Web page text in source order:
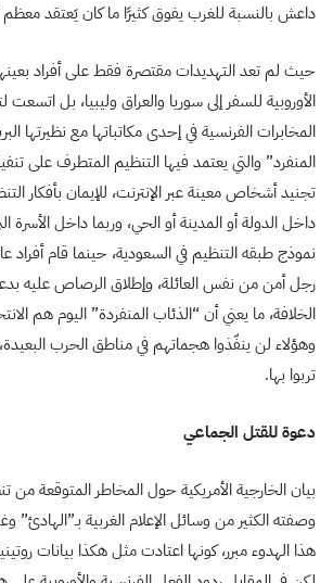
داعش بالنسبة للغرب يفوق كثيرًا ما كان يَعتقد معظم
حيث لم تعد التهديدات مقتصرة فقط على أفراد
الأوروبية للسفر إلى سوريا والعراق وليبيا، بل
المخابرات الفرنسية في إحدى مكاتباتها مع نظيرتها
المنفرد” والتي يعتمد فيها التنظيم المتطرف على
تجنيد أشخاص معينة عبر الإنترنت، للإيمان بأفكار
داخل الدولة أو المدينة أو الحي، وربما داخل الأسرة
نموذج طبقه التنظيم في السعودية، حينما قام أفراد
رجل أمن من نفس العائلة، وإطلاق الرصاص عليه
الخلافة، ما يعني أن “الذئاب المنفردة” اليوم هم
وهؤلاء لن ينفّذوا هجماتهم في مناطق الحرب
تربوا بها.
دعوة للقتل الجماعي
بيان الخارجية الأمريكية حول المخاطر المتوقعة من
وصفته الكثير من وسائل الإعلام الغربية بـ”الهادئ”
هذا الهدوء مبرر، كونها اعتادت مثل هكذا بيانات